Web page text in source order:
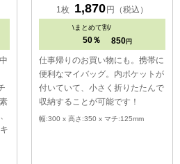
1枚
1,870円（税込）
\まとめて割/
50％ 850 円
仕事帰りのお買い物にも。携帯に
便利なマイバッグ。内ポケットが
付いていて、小さく折りたたんで
収納することが可能です！
幅:300 x 高さ:350 x マチ:125mm